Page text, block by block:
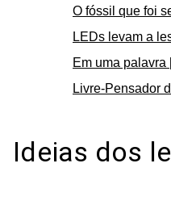
O fóssil que foi
LEDs levam a
Em uma palavra
Livre-Pensador
Ideias dos